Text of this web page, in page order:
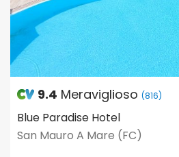
9.4 Meraviglioso (816)
Blue Paradise Hotel
San Mauro A Mare (FC)